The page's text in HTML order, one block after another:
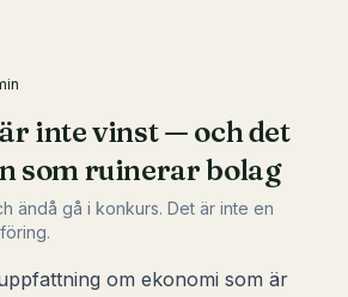
inte vinst — och det
som ruinerar bolag
ändå gå i konkurs. Det är inte en
om ekonomi som är